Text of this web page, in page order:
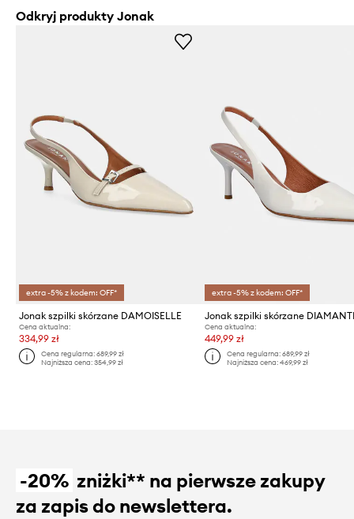
Odkryj produkty Jonak
extra -5% z kodem: OFF*
Jonak szpilki skórzane DAMOISELLE
Cena aktualna:
334,99 zł
Cena regularna:689,99 zł
Najniższa cena:354,99 zł
extra -5% z kodem: OFF*
Cena aktualna:
449,99 zł
Cena regularna: 689,99 zł
Najniższa cena: 469,99 zł
-20% zniżki** na pierwsze zakupy
za zapis do newslettera.